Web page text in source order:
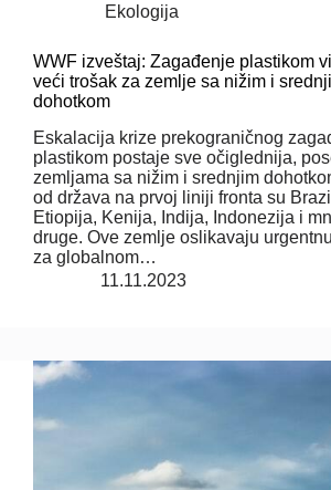
Ekologija
WWF izveštaj: Zagađenje plastikom
veći trošak za zemlje sa nižim i
dohotkom
Eskalacija krize prekograničnog
plastikom postaje sve očiglednija,
zemljama sa nižim i srednjim
od država na prvoj liniji fronta su
Etiopija, Kenija, Indija, Indonezija i
druge. Ove zemlje oslikavaju
za globalnom…
11.11.2023